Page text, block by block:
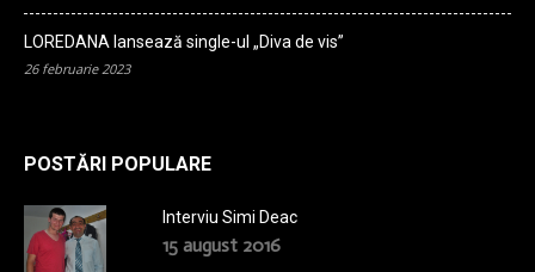
LOREDANA lansează single-ul „Diva de vis”
26 februarie 2023
POSTĂRI POPULARE
Interviu Simi Deac
15 august 2016